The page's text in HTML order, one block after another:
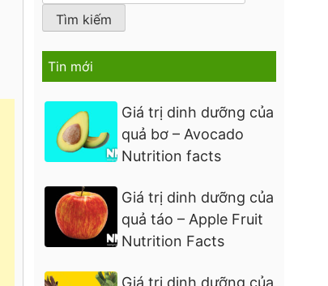
kiếm
cho:
Tin mới
Giá trị dinh dưỡng của
quả bơ – Avocado
Nutrition facts
Giá trị dinh dưỡng của
quả táo – Apple Fruit
Nutrition Facts
Giá trị dinh dưỡng của